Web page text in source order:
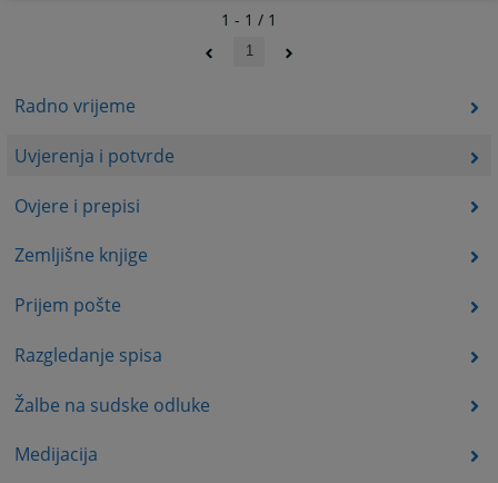
Radno vrijeme
Uvjerenja i potvrde
Ovjere i prepisi
Zemljišne knjige
Prijem pošte
Razgledanje spisa
Žalbe na sudske odluke
Medijacija
1 - 1 / 1
1